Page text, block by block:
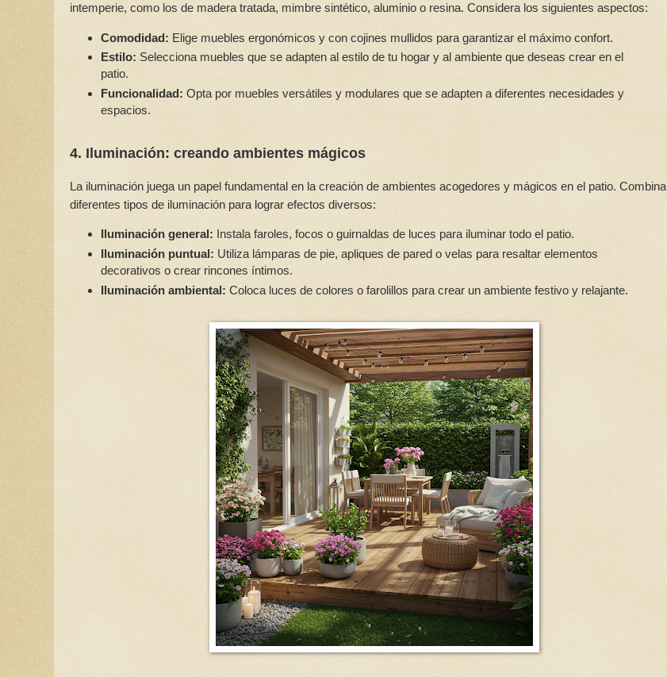
intemperie, como los de madera tratada, mimbre sintético, aluminio o resina. Considera los siguientes aspectos:
Comodidad: Elige muebles ergonómicos y con cojines mullidos para garantizar el máximo confort.
Estilo: Selecciona muebles que se adapten al estilo de tu hogar y al ambiente que deseas crear en el
patio.
Funcionalidad: Opta por muebles versátiles y modulares que se adapten a diferentes necesidades y
espacios.
4. Iluminación: creando ambientes mágicos
La iluminación juega un papel fundamental en la creación de ambientes acogedores y mágicos en el patio. Combina
diferentes tipos de iluminación para lograr efectos diversos:
Iluminación general: Instala faroles, focos o guirnaldas de luces para iluminar todo el patio.
Iluminación puntual: Utiliza lámparas de pie, apliques de pared o velas para resaltar elementos
decorativos o crear rincones íntimos.
Iluminación ambiental: Coloca luces de colores o farolillos para crear un ambiente festivo y relajante.